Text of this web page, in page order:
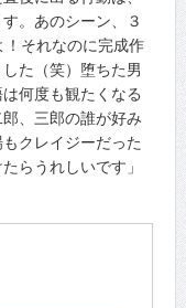
。あのシーン、３
それなのに完成作
た（笑）堕ちた男
何度も観たくなる
、三郎の誰が好み
クレイジーだった
らうれしいです」